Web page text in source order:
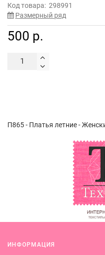
Код товара: 298991
Размерный ряд
500 р.
П865 - Платья летние -
ИНФОРМАЦИЯ